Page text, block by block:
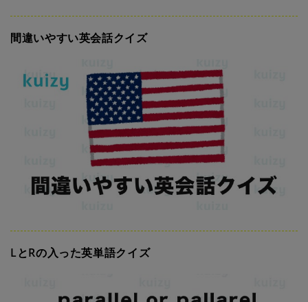
間違いやすい英会話クイズ
LとRの入った英単語クイズ